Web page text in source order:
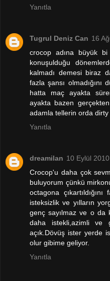
Yanıtla
Tugrul Deniz Can 16
crocop adına büyük
konuşulduğu
kalmadı demesi biraz
fazla şansı olmadığını
hatta maç ayakta
ayakta bazen
adamla tellerin orda
Yanıtla
dreamilan 10 Eylül
Crocop'u daha çok
buluyorum çünkü
octagona
isteksizlik ve yılların
genç sayılmaz ve o da
daha istekli,azimli ve
açık.Dövüş ister yerde
olur gibime geliyor.
Yanıtla